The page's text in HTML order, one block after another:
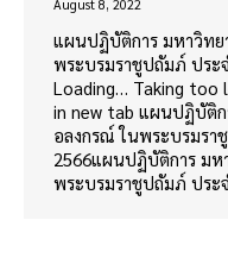
August 8, 2022
แผนปฏิบัติการ มหาวิทย
พระบรมราชูปถัมภ์ ปร
Loading… Taking too
in new tab แผนปฏิบัติก
อลงกรณ์ ในพระบรมร
2566แผนปฏิบัติการ มห
พระบรมราชูปถัมภ์ ปร